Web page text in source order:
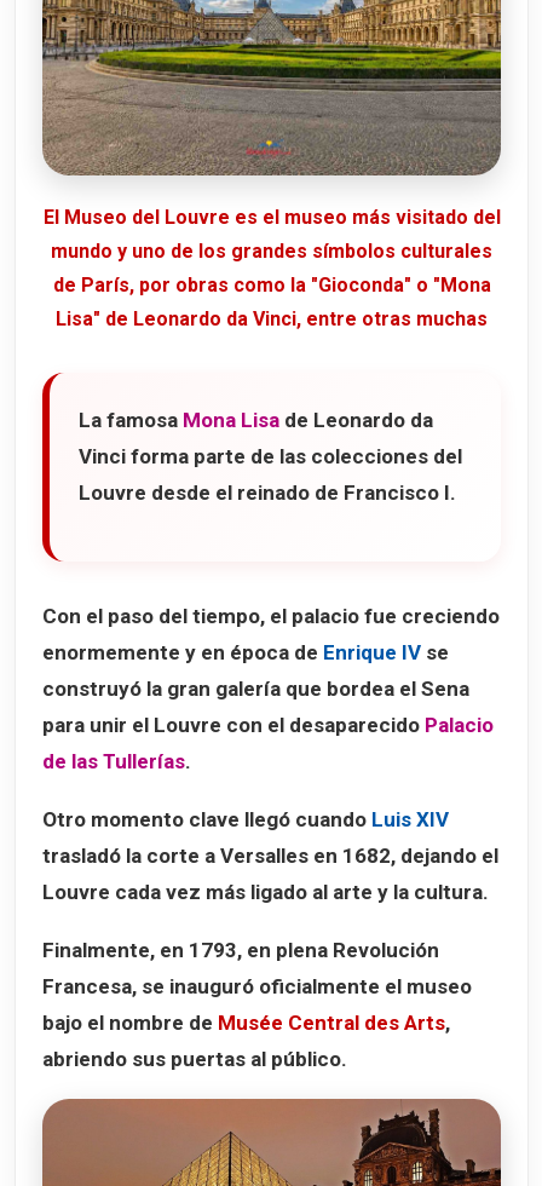
El Museo del Louvre es el museo más visitado del
mundo y uno de los grandes símbolos culturales
de París, por obras como la "Gioconda" o "Mona
Lisa" de Leonardo da Vinci, entre otras muchas
La famosa Mona Lisa de Leonardo da
Vinci forma parte de las colecciones del
Louvre desde el reinado de Francisco I.
Con el paso del tiempo, el palacio fue creciendo
enormemente y en época de Enrique IV se
construyó la gran galería que bordea el Sena
para unir el Louvre con el desaparecido Palacio
de las Tullerías.
Otro momento clave llegó cuando Luis XIV
trasladó la corte a Versalles en 1682, dejando el
Louvre cada vez más ligado al arte y la cultura.
Finalmente, en 1793, en plena Revolución
Francesa, se inauguró oficialmente el museo
bajo el nombre de Musée Central des Arts,
abriendo sus puertas al público.